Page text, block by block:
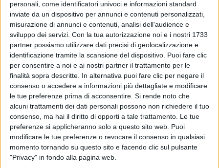
personali, come identificatori univoci e informazioni standard
inviate da un dispositivo per annunci e contenuti personalizzati,
misurazione di annunci e contenuti, analisi dell'audience e
sviluppo dei servizi. Con la tua autorizzazione noi e i nostri 1733
partner possiamo utilizzare dati precisi di geolocalizzazione e
identificazione tramite la scansione del dispositivo. Puoi fare clic
per consentire a noi e ai nostri partner il trattamento per le
finalità sopra descritte. In alternativa puoi fare clic per negare il
consenso o accedere a informazioni più dettagliate e modificare
le tue preferenze prima di acconsentire. Si rende noto che
alcuni trattamenti dei dati personali possono non richiedere il tuo
consenso, ma hai il diritto di opporti a tale trattamento. Le tue
preferenze si applicheranno solo a questo sito web. Puoi
modificare le tue preferenze o revocare il consenso in qualsiasi
momento tornando su questo sito e facendo clic sul pulsante
"Privacy" in fondo alla pagina web.
Patrizia Vacondio, si sono sposati il 28 maggio di
anni fa. “ Ci sono stati momenti difficili e altri in cui
avremmo voluto che il tempo si fermasse tanto era
meraviglioso il momento tra di noi. Si, noi. E sarà così
ogni giorno!
”, ha scritto Filippo a corredo di
un’immagine del giorno delle nozze.